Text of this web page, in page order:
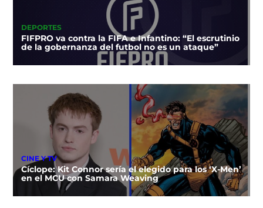
DEPORTES
FIFPRO va contra la FIFA e Infantino: “El escrutinio
de la gobernanza del futbol no es un ataque”
CINE Y TV
Cíclope: Kit Connor sería el elegido para los ‘X-Men’
en el MCU con Samara Weaving